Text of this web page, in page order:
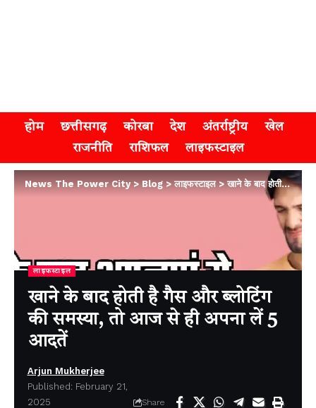
होम छत्तीसगढ़ कोरबा देश अंतर्राष्ट्रीय
खेल
राजनीति
राशिफल लाइफस्टाइल
News The Power City>Blog>लाइफस्टाइल>खाने के बाद होती है गैस और ब्लोटिंग की समस्या, तो आज से ही अपना लें 5 आदतें
लाइफस्टाइल
खाने के बाद होती है गैस और ब्लोटिंग
की समस्या, तो आज से ही अपना लें 5
आदतें
Arjun Mukherjee
Published: February 21,
2025
Share